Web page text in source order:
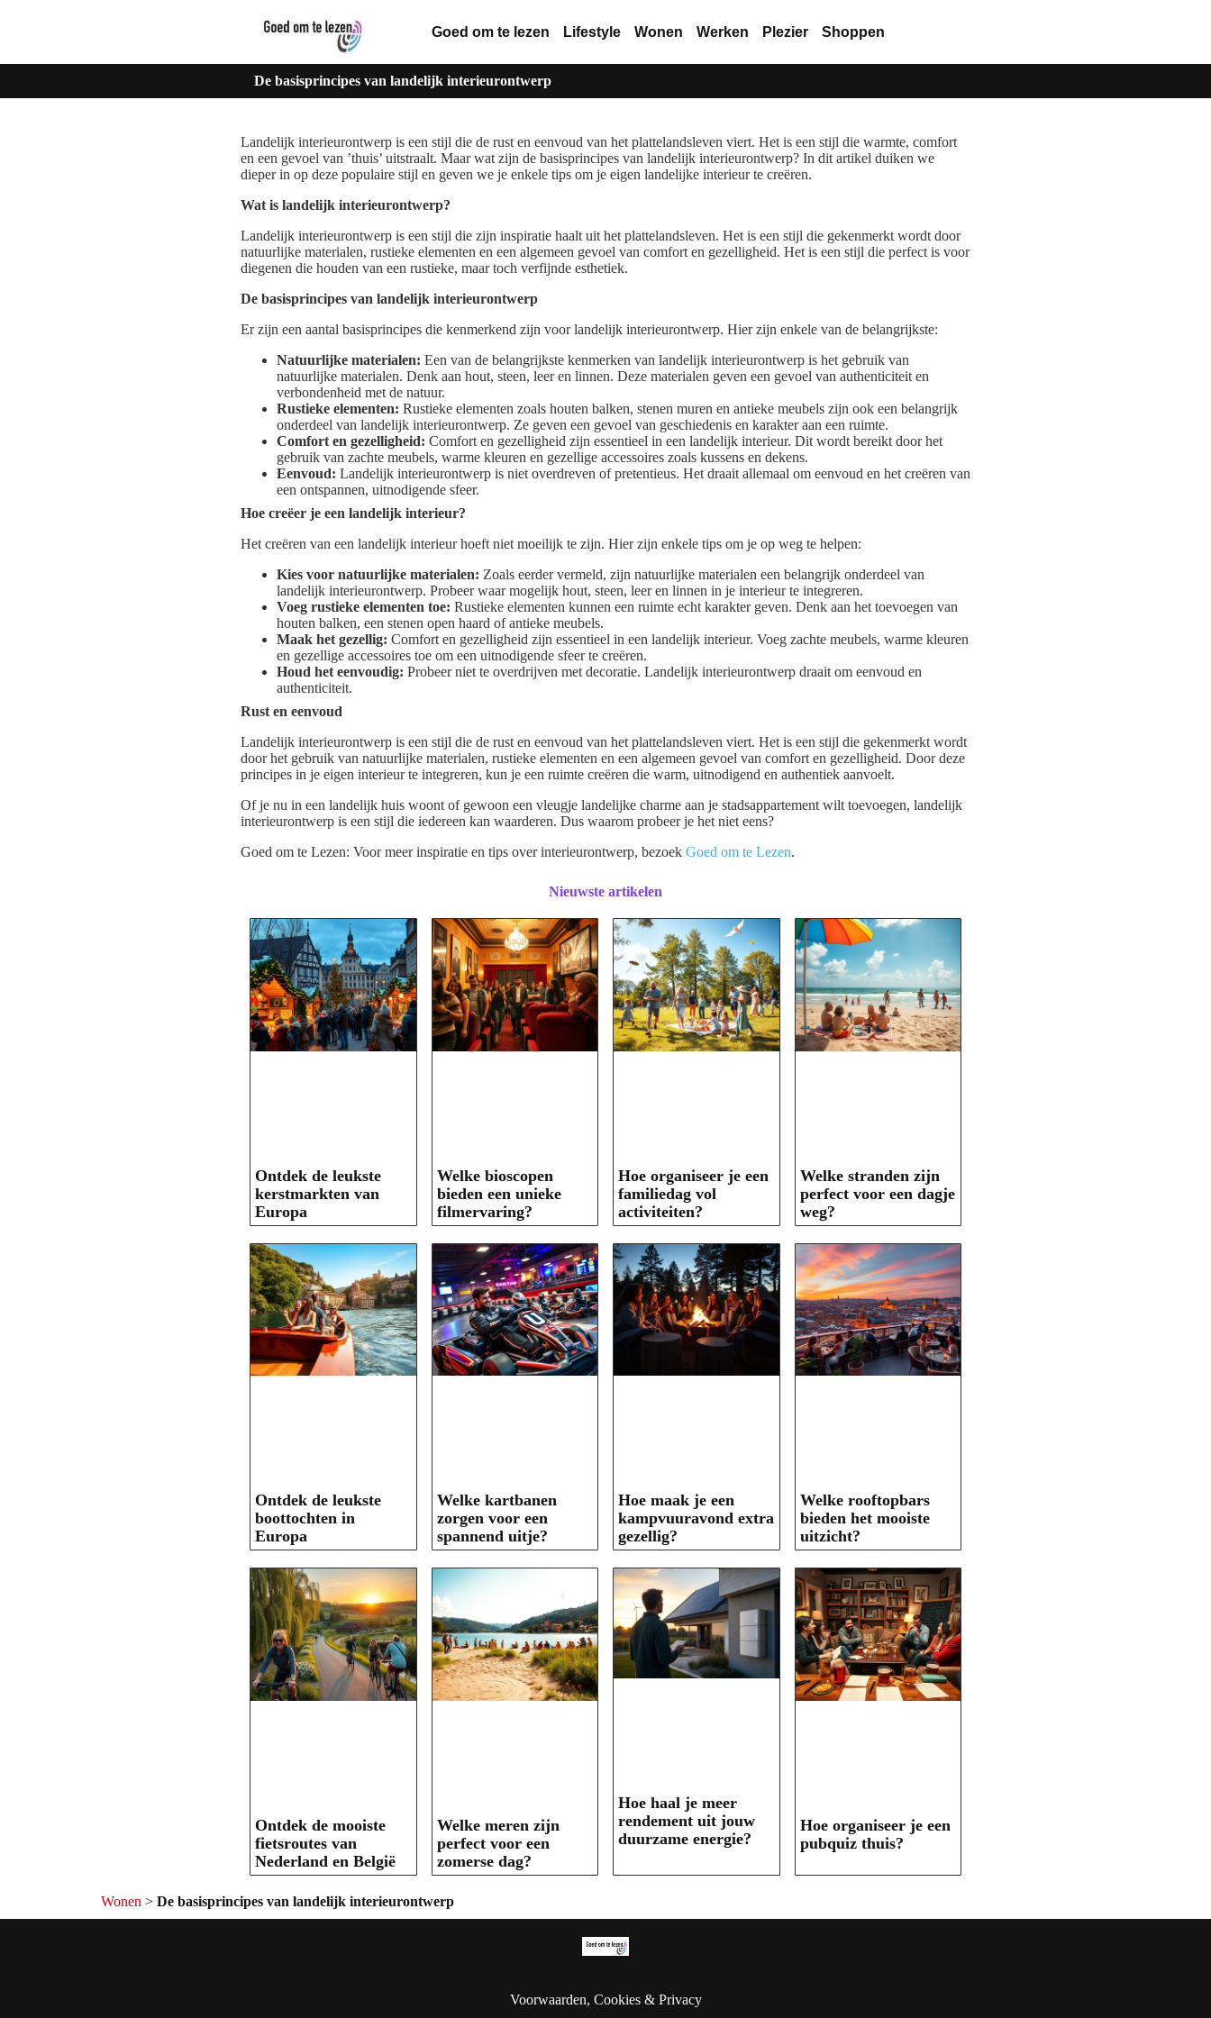
Goed om te lezen Lifestyle Wonen Werken Plezier Shoppen
De basisprincipes van landelijk interieurontwerp
Landelijk interieurontwerp is een stijl die de rust en eenvoud van het plattelandsleven viert. Het is een stijl die warmte, comfort
en een gevoel van ’thuis’ uitstraalt. Maar wat zijn de basisprincipes van landelijk interieurontwerp? In dit artikel duiken we
dieper in op deze populaire stijl en geven we je enkele tips om je eigen landelijke interieur te creëren.
Wat is landelijk interieurontwerp?
Landelijk interieurontwerp is een stijl die zijn inspiratie haalt uit het plattelandsleven. Het is een stijl die gekenmerkt wordt door
natuurlijke materialen, rustieke elementen en een algemeen gevoel van comfort en gezelligheid. Het is een stijl die perfect is voor
diegenen die houden van een rustieke, maar toch verfijnde esthetiek.
De basisprincipes van landelijk interieurontwerp
Er zijn een aantal basisprincipes die kenmerkend zijn voor landelijk interieurontwerp. Hier zijn enkele van de belangrijkste:
Natuurlijke materialen: Een van de belangrijkste kenmerken van landelijk interieurontwerp is het gebruik van
natuurlijke materialen. Denk aan hout, steen, leer en linnen. Deze materialen geven een gevoel van authenticiteit en
verbondenheid met de natuur.
Rustieke elementen: Rustieke elementen zoals houten balken, stenen muren en antieke meubels zijn ook een belangrijk
onderdeel van landelijk interieurontwerp. Ze geven een gevoel van geschiedenis en karakter aan een ruimte.
Comfort en gezelligheid: Comfort en gezelligheid zijn essentieel in een landelijk interieur. Dit wordt bereikt door het
gebruik van zachte meubels, warme kleuren en gezellige accessoires zoals kussens en dekens.
Eenvoud: Landelijk interieurontwerp is niet overdreven of pretentieus. Het draait allemaal om eenvoud en het creëren van
een ontspannen, uitnodigende sfeer.
Hoe creëer je een landelijk interieur?
Het creëren van een landelijk interieur hoeft niet moeilijk te zijn. Hier zijn enkele tips om je op weg te helpen:
Kies voor natuurlijke materialen: Zoals eerder vermeld, zijn natuurlijke materialen een belangrijk onderdeel van
landelijk interieurontwerp. Probeer waar mogelijk hout, steen, leer en linnen in je interieur te integreren.
Voeg rustieke elementen toe: Rustieke elementen kunnen een ruimte echt karakter geven. Denk aan het toevoegen van
houten balken, een stenen open haard of antieke meubels.
Maak het gezellig: Comfort en gezelligheid zijn essentieel in een landelijk interieur. Voeg zachte meubels, warme kleuren
en gezellige accessoires toe om een uitnodigende sfeer te creëren.
Houd het eenvoudig: Probeer niet te overdrijven met decoratie. Landelijk interieurontwerp draait om eenvoud en
authenticiteit.
Rust en eenvoud
Landelijk interieurontwerp is een stijl die de rust en eenvoud van het plattelandsleven viert. Het is een stijl die gekenmerkt wordt
door het gebruik van natuurlijke materialen, rustieke elementen en een algemeen gevoel van comfort en gezelligheid. Door deze
principes in je eigen interieur te integreren, kun je een ruimte creëren die warm, uitnodigend en authentiek aanvoelt.
Of je nu in een landelijk huis woont of gewoon een vleugje landelijke charme aan je stadsappartement wilt toevoegen, landelijk
interieurontwerp is een stijl die iedereen kan waarderen. Dus waarom probeer je het niet eens?
Goed om te Lezen: Voor meer inspiratie en tips over interieurontwerp, bezoek Goed om te Lezen.
Nieuwste artikelen
Ontdek de leukste
kerstmarkten van
Europa
Welke bioscopen
bieden een unieke
filmervaring?
Hoe organiseer je een
familiedag vol
activiteiten?
Welke stranden zijn
perfect voor een dagje
weg?
Ontdek de leukste
boottochten in
Europa
Welke kartbanen
zorgen voor een
spannend uitje?
Hoe maak je een
kampvuuravond extra
gezellig?
Welke rooftopbars
bieden het mooiste
uitzicht?
Ontdek de mooiste
fietsroutes van
Nederland en België
Welke meren zijn
perfect voor een
zomerse dag?
Hoe haal je meer
rendement uit jouw
duurzame energie?
Hoe organiseer je een
pubquiz thuis?
Wonen > De basisprincipes van landelijk interieurontwerp
Voorwaarden, Cookies & Privacy